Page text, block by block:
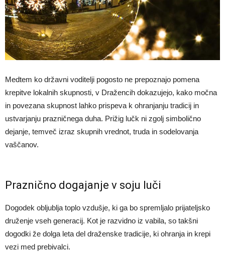
Medtem ko državni voditelji pogosto ne prepoznajo pomena
krepitve lokalnih skupnosti, v Dražencih dokazujejo, kako močna
in povezana skupnost lahko prispeva k ohranjanju tradicij in
ustvarjanju prazničnega duha. Prižig lučk ni zgolj simbolično
dejanje, temveč izraz skupnih vrednot, truda in sodelovanja
vaščanov.
Praznično dogajanje v soju luči
Dogodek obljublja toplo vzdušje, ki ga bo spremljalo prijateljsko
druženje vseh generacij. Kot je razvidno iz vabila, so takšni
dogodki že dolga leta del draženske tradicije, ki ohranja in krepi
vezi med prebivalci.